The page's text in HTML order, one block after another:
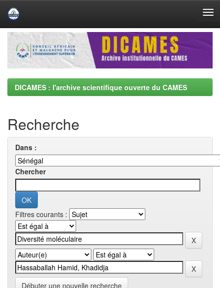
Skip
navigation
DICAMES : l'archive scientifique ouverte du CAMES
Recherche
Dans :
Chercher
Filtres courants :
Débuter une nouvelle recherche